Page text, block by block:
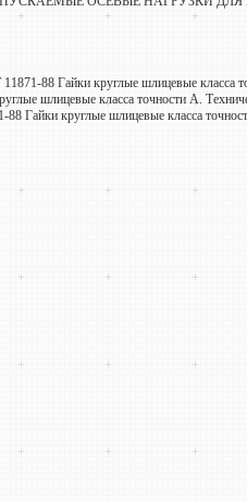
88 Гайки круглые шлицевые класса
шлицевые класса точности А.
Гайки круглые шлицевые класса